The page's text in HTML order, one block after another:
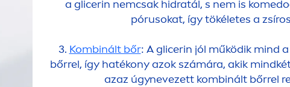
a glicerin nemcsak hidratál, s nem is
pórusokat, így tökéletes a
3. Kombinált bőr: A glicerin jól működik mind
bőrrel, így hatékony azok számára, akik
azaz úgynevezett kombinált bőrrel